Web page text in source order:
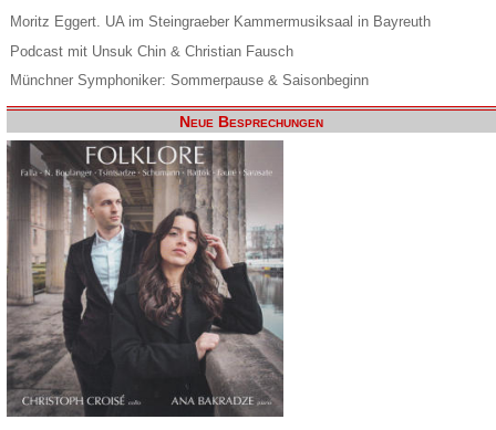
Moritz Eggert. UA im Steingraeber Kammermusiksaal in Bayreuth
Podcast mit Unsuk Chin & Christian Fausch
Münchner Symphoniker: Sommerpause & Saisonbeginn
Neue Besprechungen